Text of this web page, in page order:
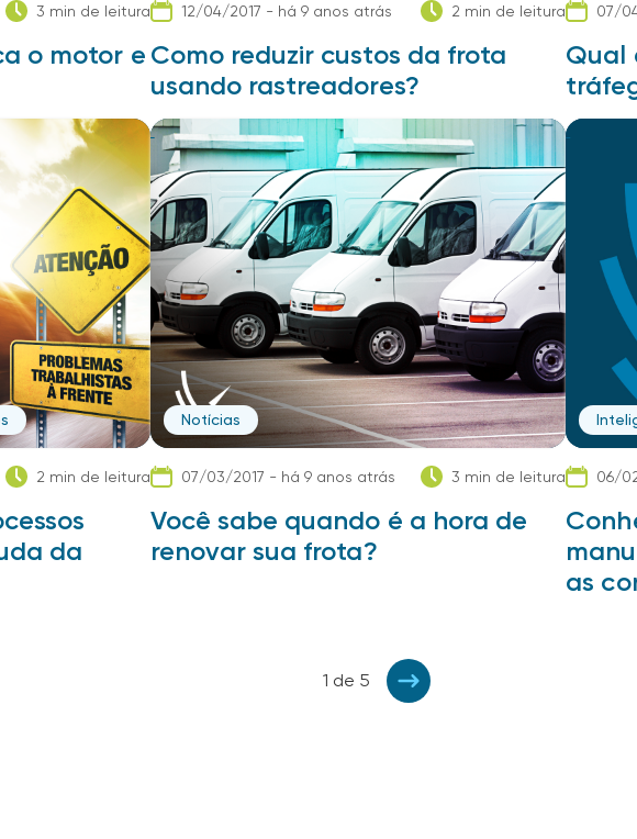
3 min de leitura
o motor e
12/04/2017 - há 9 anos atrás 2 min de leitura
Como reduzir custos da frota
usando rastreadores?
07/
Qual
2 min de leitura
da
Notícias
07/03/2017 - há 9 anos atrás 3 min de leitura
Você sabe quando é a hora de
renovar sua frota?
06/
as
1 de 5